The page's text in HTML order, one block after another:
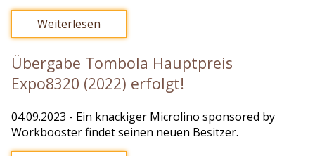
Weiterlesen
Übergabe Tombola Hauptpreis
Expo8320 (2022) erfolgt!
04.09.2023 - Ein knackiger Microlino sponsored by
Workbooster findet seinen neuen Besitzer.